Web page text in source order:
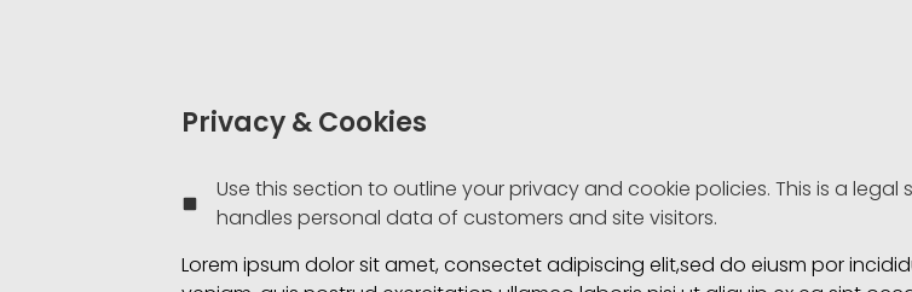
Privacy & Cookies
Use this section to outline your privacy and cookie policies. This is a
handles personal data of customers and site visitors.
Lorem ipsum dolor sit amet, consectet adipiscing elit,sed do eiusm por